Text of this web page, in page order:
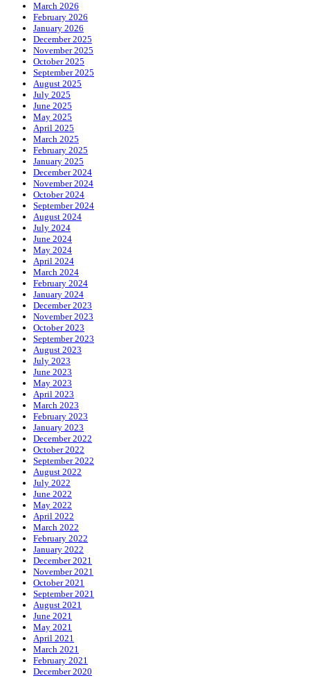
March 2026
February 2026
January 2026
December 2025
November 2025
October 2025
September 2025
August 2025
July 2025
June 2025
May 2025
April 2025
March 2025
February 2025
January 2025
December 2024
November 2024
October 2024
September 2024
August 2024
July 2024
June 2024
May 2024
April 2024
March 2024
February 2024
January 2024
December 2023
November 2023
October 2023
September 2023
August 2023
July 2023
June 2023
May 2023
April 2023
March 2023
February 2023
January 2023
December 2022
October 2022
September 2022
August 2022
July 2022
June 2022
May 2022
April 2022
March 2022
February 2022
January 2022
December 2021
November 2021
October 2021
September 2021
August 2021
June 2021
May 2021
April 2021
March 2021
February 2021
December 2020